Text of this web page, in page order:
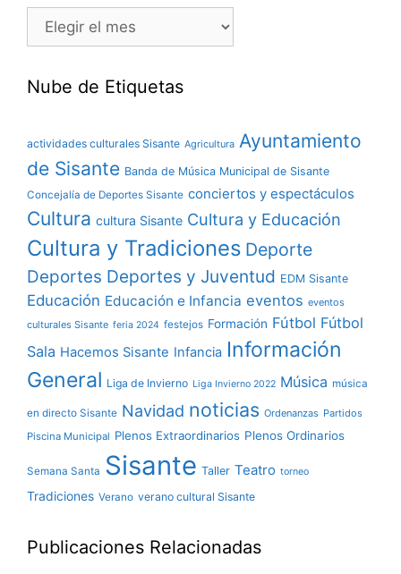
Nube de Etiquetas
actividades culturales Sisante Agricultura Ayuntamiento
de Sisante Banda de Música Municipal de Sisante
Concejalía de Deportes Sisante conciertos y espectáculos
Cultura cultura Sisante Cultura y Educación
Cultura y Tradiciones Deporte
Deportes Deportes y Juventud EDM Sisante
Educación Educación e Infancia eventos eventos
culturales Sisante feria 2024 festejos Formación Fútbol Fútbol
Sala Hacemos Sisante Infancia Información
General Liga de Invierno Liga Invierno 2022 Música música
en directo Sisante Navidad noticias Ordenanzas Partidos
Piscina Municipal Plenos Extraordinarios Plenos Ordinarios
Semana Santa Sisante Taller Teatro torneo
Tradiciones Verano verano cultural Sisante
Publicaciones Relacionadas